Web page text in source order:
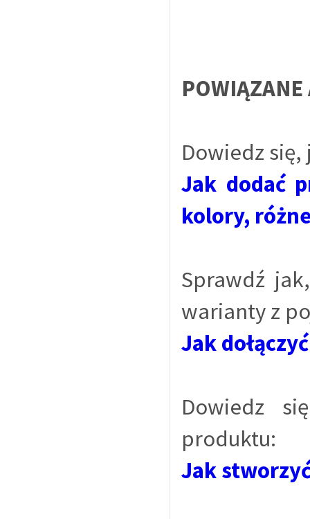
POWIĄZANE
Dowiedz
Jak dodać
kolory,
Sprawdź
warianty z
Jak
Dowiedz
produktu:
Jak